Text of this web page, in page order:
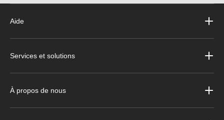
Aide
Services et solutions
À propos de nous